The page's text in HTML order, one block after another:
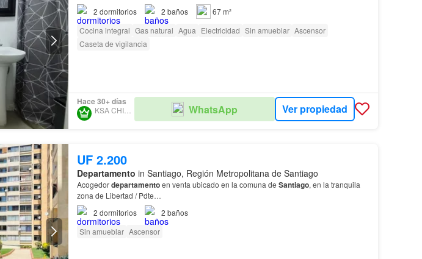
2 dormitorios 2 baños
67 m²
Cocina integral Gas natural Agua Electricidad Sin amueblar Ascensor
Caseta de vigilancia
Hace 30+ días
KSA CHILE SPA WhatsApp Ver propiedad
UF 2.200
Departamento in Santiago, Región Metropolitana de Santiago
Acogedordepartamentoen venta ubicado en la comuna de Santiago, en la tranquila
zona de Libertad / Pdte…
2 dormitorios 2 baños
Sin amueblar Ascensor